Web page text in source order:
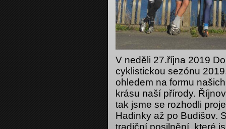
V neděli 27.října 2019
cyklistickou sezónu
ohledem na formu
krásu naší přírody.
tak jsme se rozhodli
Hadinky až po Budišov.
tradiční posilnění, které